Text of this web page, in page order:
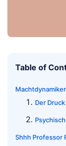
Table of
Der
Shhh Professor